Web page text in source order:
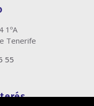
1ºA
Tenerife
55